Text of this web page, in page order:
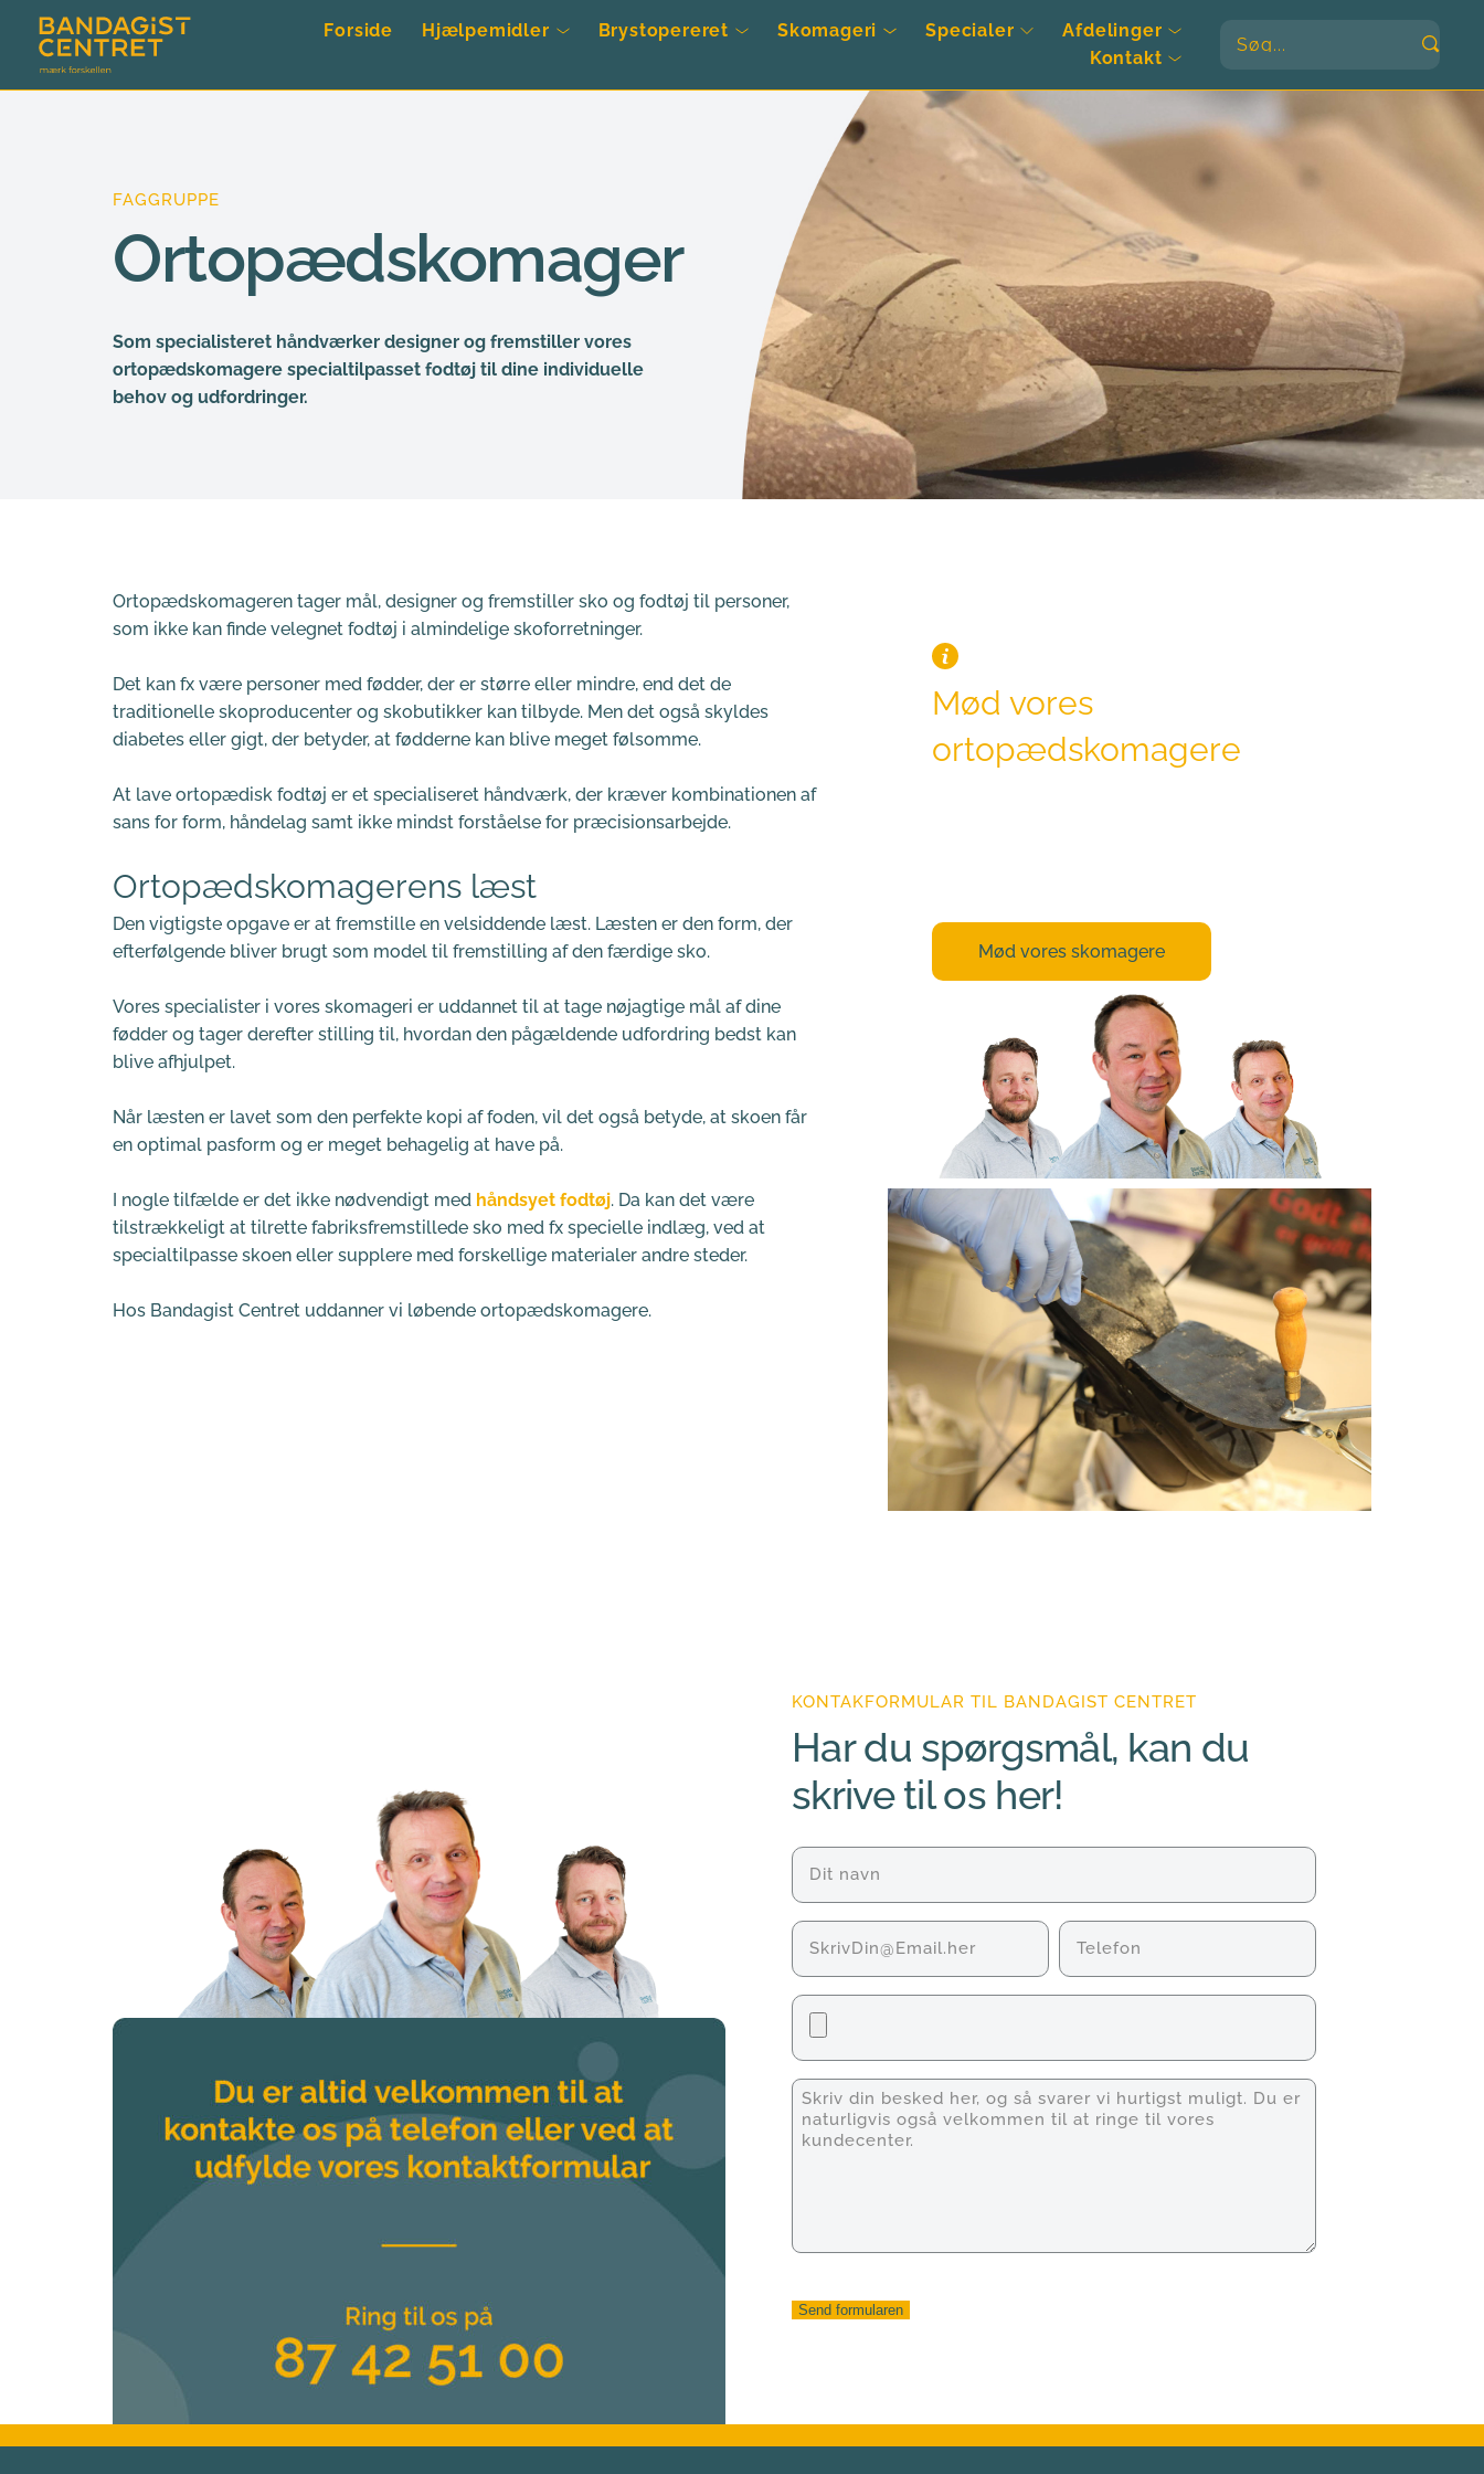
Forside Hjælpemidler Brystopereret Skomageri Specialer
Afdelinger
Kontakt
Søg...
FAGGRUPPE
Ortopædskomager
Som specialisteret håndværker designer og fremstiller vores
ortopædskomagere specialtilpasset fodtøj til dine individuelle
behov og udfordringer.
Ortopædskomageren tager mål, designer og fremstiller sko og fodtøj til personer,
som ikke kan finde velegnet fodtøj i almindelige skoforretninger.
Det kan fx være personer med fødder, der er større eller mindre, end det de
traditionelle skoproducenter og skobutikker kan tilbyde. Men det også skyldes
diabetes eller gigt, der betyder, at fødderne kan blive meget følsomme.
At lave ortopædisk fodtøj er et specialiseret håndværk, der kræver kombinationen af
sans for form, håndelag samt ikke mindst forståelse for præcisionsarbejde.
Ortopædskomagerens læst
Den vigtigste opgave er at fremstille en velsiddende læst. Læsten er den form, der
efterfølgende bliver brugt som model til fremstilling af den færdige sko.
Vores specialister i vores skomageri er uddannet til at tage nøjagtige mål af dine
fødder og tager derefter stilling til, hvordan den pågældende udfordring bedst kan
blive afhjulpet.
Når læsten er lavet som den perfekte kopi af foden, vil det også betyde, at skoen får
en optimal pasform og er meget behagelig at have på.
I nogle tilfælde er det ikke nødvendigt med håndsyet fodtøj. Da kan det være
tilstrækkeligt at tilrette fabriksfremstillede sko med fx specielle indlæg, ved at
specialtilpasse skoen eller supplere med forskellige materialer andre steder.
Hos Bandagist Centret uddanner vi løbende ortopædskomagere.
Mød vores
ortopædskomagere
Mød vores skomagere
KONTAKFORMULAR TIL BANDAGIST CENTRET
Har du spørgsmål, kan du
skrive til os her!
Navn
E-
mail
Telefon
Fil
Unavngivet
Send formularen